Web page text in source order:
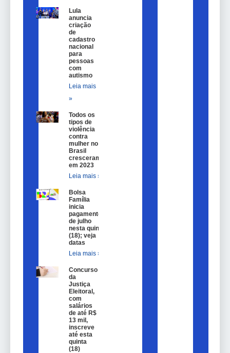
Lula
anuncia
criação
de
cadastro
nacional
para
pessoas
com
autismo
Leia mais
»
Todos os
tipos de
violência
contra
mulher no
Brasil
cresceram
em 2023
Leia mais »
Bolsa
Família
inicia
pagamentos
de julho
nesta quinta
(18); veja
datas
Leia mais »
Concurso
da
Justiça
Eleitoral,
com
salários
de até R$
13 mil,
inscreve
até esta
quinta
(18)